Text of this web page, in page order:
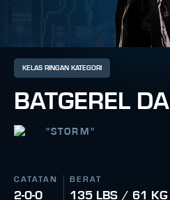
KELAS RINGAN KATEGORI
BATGEREL
"STORM "
CATATAN
2-0-0
BERAT
135 LBS / 61 KG